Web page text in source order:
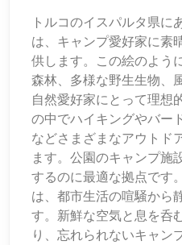
トルコのイスパルタ県に
は、キャンプ愛好家に素
供します。この絵のよう
森林、多様な野生生物、
自然愛好家にとって理想
の中でハイキングやバー
などさまざまなアウトド
ます。公園のキャンプ施
するのに最適な拠点です
は、都市生活の喧騒から
す。新鮮な空気と息を呑
り、忘れられないキャン